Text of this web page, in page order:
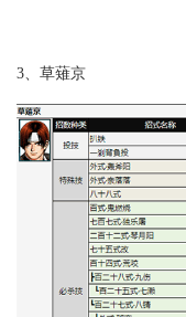
3、草薙京